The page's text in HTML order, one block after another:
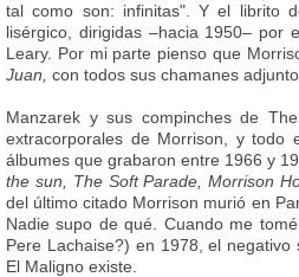
tal como son: infinitas". Y el librito
lisérgico, dirigidas –hacia 1950– por
Leary. Por mi parte pienso que
Juan, con todos sus chamanes
Manzarek y sus compinches de
extracorporales de Morrison, y
álbumes que grabaron entre 1966 y
the sun, The Soft Parade, Morrison
del último citado Morrison murió en
Nadie supo de qué. Cuando me
Pere Lachaise?) en 1978, el
El Maligno existe.